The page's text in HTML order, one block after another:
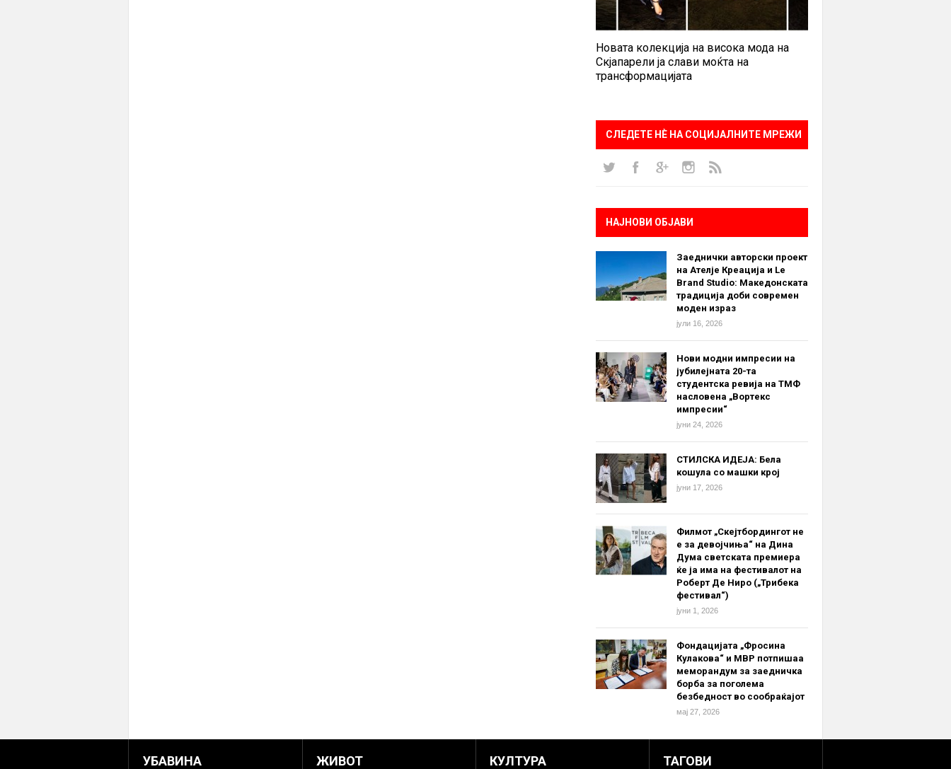
Новата колекција на висока мода на
Скјапарели ја слави моќта на
трансформацијата
СЛЕДЕТЕ НÈ НА СОЦИЈАЛНИТЕ МРЕЖИ
НАЈНОВИ ОБЈАВИ
Заеднички авторски проект
на Ателје Креација и Le
Brand Studio: Македонската
традиција доби современ
моден израз
јули 16, 2026
Нови модни импресии на
јубилејната 20-та
студентска ревија на ТМФ
насловена „Вортекс
импресии“
јуни 24, 2026
СТИЛСКА ИДЕЈА: Бела
кошула со машки крој
јуни 17, 2026
Филмот „Скејтбордингот не
е за девојчиња“ на Дина
Дума светската премиера
ќе ја има на фестивалот на
Роберт Де Ниро („Трибека
фестивал“)
јуни 1, 2026
Фондацијата „Фросина
Кулакова“ и МВР потпишаа
меморандум за заедничка
борба за поголема
безбедност во сообраќајот
мај 27, 2026
УБАВИНА ЖИВОТ КУЛТУРА ТАГОВИ